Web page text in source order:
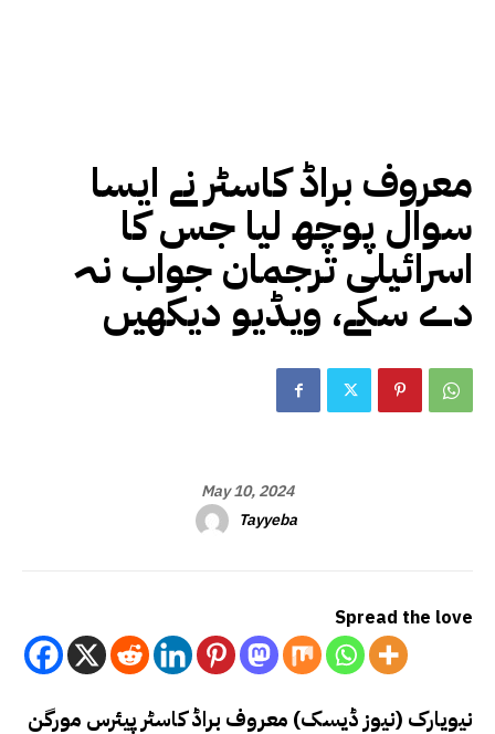
معروف براڈ کاسٹر نے ایسا
سوال پوچھ لیا جس کا
اسرائیلی ترجمان جواب نہ
دے سکے، ویڈیو دیکھیں
May 10, 2024
Tayyeba
Spread the love